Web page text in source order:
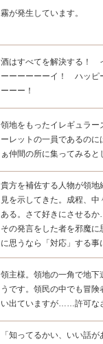
霧が発生しています。
酒はすべてを解決する！
ーーーーーーイ！ ハッピ
ーーー！
領地をもったイレギュラー
ーレットの一員であるの
ぁ仲間の所に集ってみると
貴方を補佐する人物が領地
見を示してきた。成程、
ある。さて好きにさせる
その発言をした者を邪魔
に思うなら「対応」する事
領主様。領地の一角で地下
うです。領民の中でも冒
い出ていますが……許可な
「知ってるかい、いい話